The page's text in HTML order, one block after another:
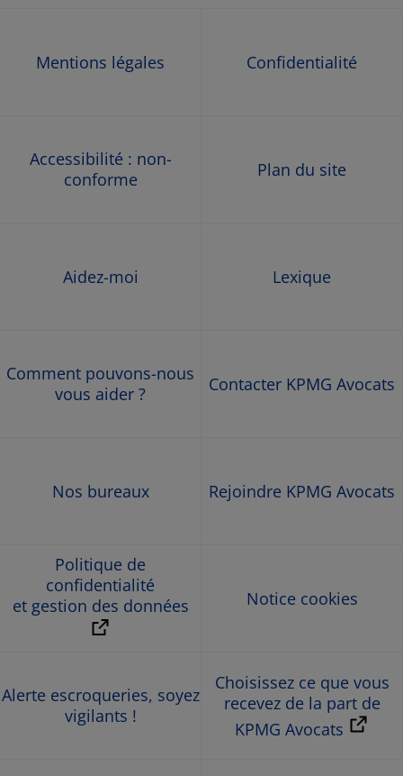
Mentions légales Confidentialité
Accessibilité : non-
conforme
Plan du site
Aidez-moi Lexique
Comment pouvons-nous
vous aider ?
Contacter KPMG Avocats
Nos bureaux Rejoindre KPMG Avocats
Politique de
confidentialité
et gestion des données
Notice cookies
Alerte escroqueries, soyez
vigilants !
Choisissez ce que vous
recevez de la part de
KPMG Avocats